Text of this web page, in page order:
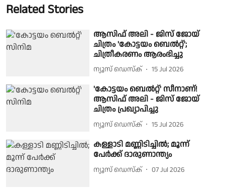
Related Stories
ആസിഫ് അലി - ജിസ് ജോയ്
ചിത്രം 'കോട്ടയം ബെൽറ്റ്';
ചിത്രീകരണം ആരംഭിച്ചു
ന്യൂസ് ഡെസ്ക് 15 Jul 2026
'കോട്ടയം ബെൽറ്റ്' സീനാണ്!
ആസിഫ് അലി - ജിസ് ജോയ്
ചിത്രം പ്രഖ്യാപിച്ചു
ന്യൂസ് ഡെസ്ക് 15 Jul 2026
കള്ളാടി മണ്ണിടിച്ചിൽ; മൂന്ന്
പേർക്ക് ദാരുണാന്ത്യം
ന്യൂസ് ഡെസ്ക് 07 Jul 2026